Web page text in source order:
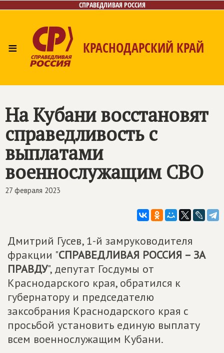
СПРАВЕДЛИВАЯ РОССИЯ
≡ КРАСНОДАРСКИЙ КРАЙ
На Кубани восстановят
справедливость с
выплатами
военнослужащим СВО
27 февраля 2023
Дмитрий Гусев, 1-й замруководителя
фракции "СПРАВЕДЛИВАЯ РОССИЯ – ЗА
ПРАВДУ", депутат Госдумы от
Краснодарского края, обратился к
губернатору и председателю
заксобрания Краснодарского края с
просьбой установить единую выплату
всем военнослужащим Кубани.